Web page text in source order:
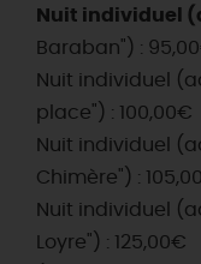
Nuit individuel
Baraban") :
Nuit individuel
place") : 100,00€
Nuit individuel
Chimère") :
Nuit individuel
Loyre") : 125,00€